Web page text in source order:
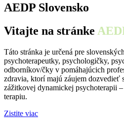
AEDP Slovensko
Vitajte na stránke
Táto stránka je určená pre
psychoterapeutky, psychologičky,
odborníkov/čky v pomáhajúcich
zdravia, ktorí majú záujem dozvedieť
zážitkovej dynamickej psychoterapii
terapiu.
Zistite viac